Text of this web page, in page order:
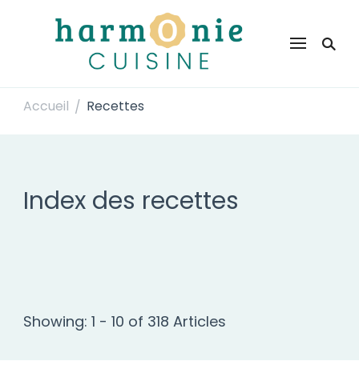
Harmonie Cuisine
Accueil / Recettes
Index des recettes
Showing: 1 - 10 of 318 Articles